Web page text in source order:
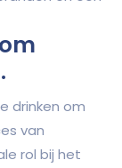
drinken om
van
rol bij het